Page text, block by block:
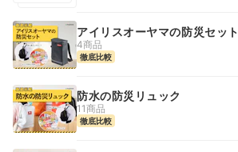
アイリスオーヤマの防災セット
4商品
徹底比較
防水の防災リュック
11商品
徹底比較